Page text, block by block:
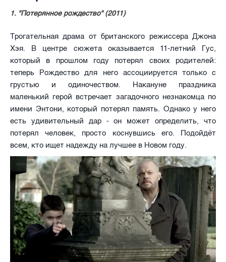
1. "Потерянное рождество" (2011)
Трогательная драма от британского режиссера Джона
Хэя. В центре сюжета оказывается 11-летний Гус,
который в прошлом году потерял своих родителей:
теперь Рождество для него ассоциируется только с
грустью и одиночеством. Накануне праздника
маленький герой встречает загадочного незнакомца по
имени Энтони, который потерял память. Однако у него
есть удивительный дар - он может определить, что
потерял человек, просто коснувшись его. Подойдёт
всем, кто ищет надежду на лучшее в Новом году.